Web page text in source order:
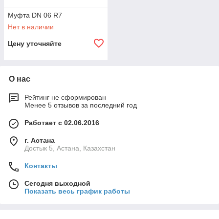
Муфта DN 06 R7
Нет в наличии
Цену уточняйте
О нас
Рейтинг не сформирован
Менее 5 отзывов за последний год
Работает с 02.06.2016
г. Астана
Достык 5, Астана, Казахстан
Контакты
Сегодня выходной
Показать весь график работы